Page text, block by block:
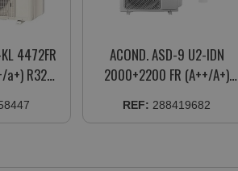
4472FR
a+) R32
ACOND. ASD-9 U2-IDN
2000+2200 FR (A++/A+)
(DSM09UIDN X 2)
REF: 288419682